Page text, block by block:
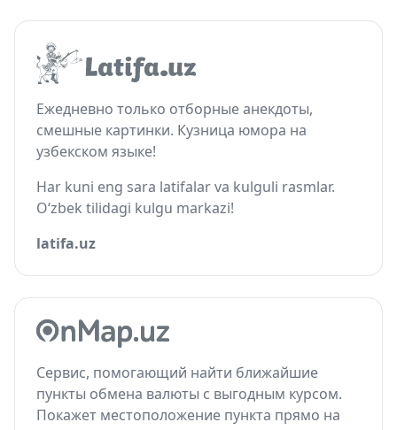
Ежедневно только отборные анекдоты,
смешные картинки. Кузница юмора на
узбекском языке!
Har kuni eng sara latifalar va kulguli rasmlar.
O‘zbek tilidagi kulgu markazi!
latifa.uz
Сервис, помогающий найти ближайшие
пункты обмена валюты с выгодным курсом.
Покажет местоположение пункта прямо на